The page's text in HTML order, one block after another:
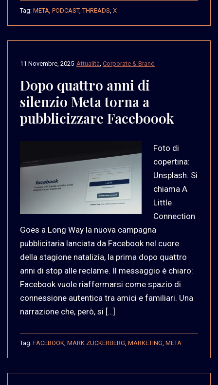
Tag: META PODCAST,THREADS X
Attualità Corporate & Brand
11 Novembre, 2025
Dopo quattro anni di
silenzio Meta torna a
pubblicizzare Faceboook
Foto di
copertina:
Unsplash. Si
chiama A
Little
Connection
Goes a Long Way la nuova campagna
pubblicitaria lanciata da Facebook nel cuore
della stagione natalizia, la prima dopo quattro
anni di stop alle reclame. Il messaggio è chiaro:
Facebook vuole riaffermarsi come spazio di
connessione autentica tra amici e familiari. Una
narrazione che, però, si […]
Tag: FACEBOOK MARK ZUCKERBERG MARKETING META